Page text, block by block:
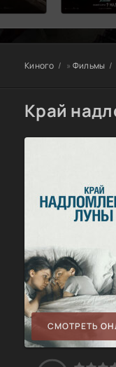
Киного » Фильмы
Край
СМОТРЕТЬ